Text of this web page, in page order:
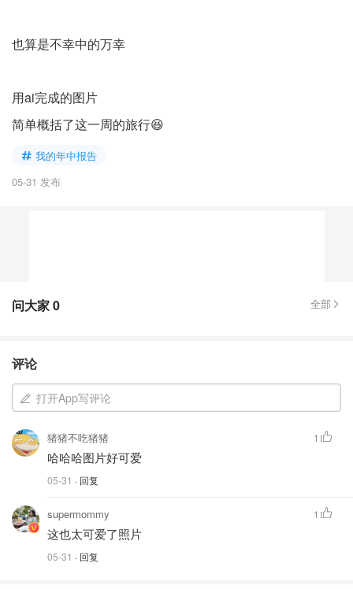
也算是不幸中的万幸
用ai完成的图片
简单概括了这一周的旅行😆
我的年中报告
05-31 发布
问大家0 全部
评论
打开App写评论
猪猪不吃猪猪
哈哈哈图片好可爱
05-31 · 回复
1
supermommy
这也太可爱了照片
05-31 · 回复
1